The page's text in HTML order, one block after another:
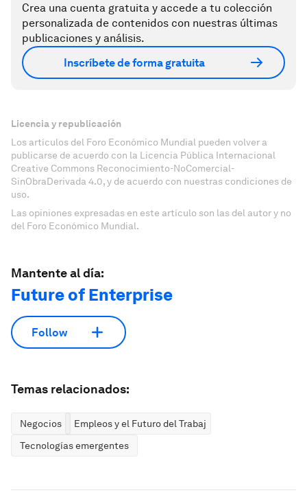
Crea una cuenta gratuita y accede a tu colección
personalizada de contenidos con nuestras últimas
publicaciones y análisis.
Inscríbete de forma gratuita
Licencia y republicación
Los artículos del Foro Económico Mundial pueden volver a
publicarse de acuerdo con la Licencia Pública Internacional
Creative Commons Reconocimiento-NoComercial-
SinObraDerivada 4.0, y de acuerdo con nuestras condiciones de
uso.
Las opiniones expresadas en este artículo son las del autor y no
del Foro Económico Mundial.
Mantente al día:
Future of Enterprise
Follow
Temas relacionados:
Negocios
Empleos y el Futuro del Trabajo
Tecnologías emergentes